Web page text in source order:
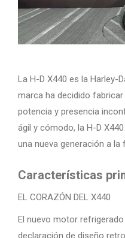
La H-D X440 es la Harley-
marca ha decidido
potencia y presencia
ágil y cómodo, la H-D
una nueva generación a la
Características
EL CORAZÓN DEL X440
El nuevo motor
declaración de diseño